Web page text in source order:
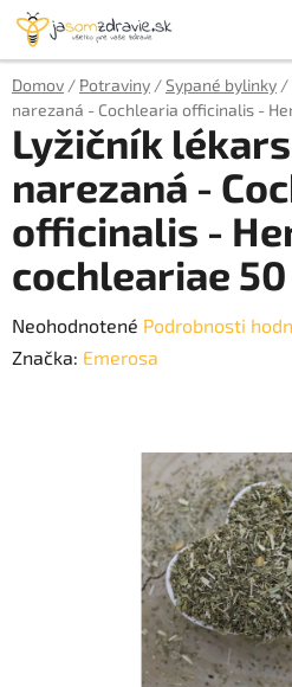
Prejsť
obsah
Domov / Potraviny /Sypané bylinky /
narezaná - Cochlearia officinalis -
Lyžičník
narezaná -
officinalis -
cochleariae
Priemerné
hodnotenie
Neohodnotené Podrobnosti
Značka: Emerosa